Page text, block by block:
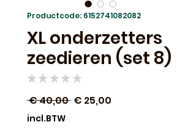
Productcode: 6152741082082
XL onderzetters
zeedieren (set 8)
★ ★ ★ ★ ★
€ 40,00 Normale
€ 25,00
incl.BTW